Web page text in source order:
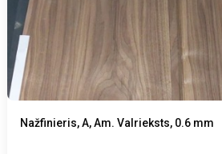
Nažfinieris, A, Am. Valrieksts, 0.6 mm